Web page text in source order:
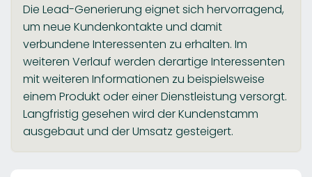
Die Lead-Generierung eignet sich hervorragend,
um neue Kundenkontakte und damit
verbundene Interessenten zu erhalten. Im
weiteren Verlauf werden derartige Interessenten
mit weiteren Informationen zu beispielsweise
einem Produkt oder einer Dienstleistung versorgt.
Langfristig gesehen wird der Kundenstamm
ausgebaut und der Umsatz gesteigert.